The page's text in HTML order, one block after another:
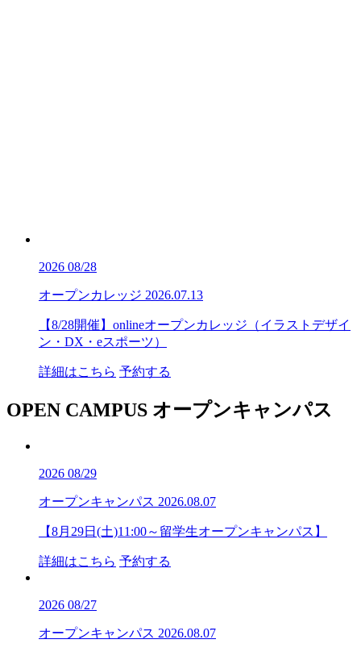
2026 08/28
オープンカレッジ 2026.07.13
【8/28開催】onlineオープンカレッジ（イラストデザイ
ン・DX・eスポーツ）
詳細はこちら 予約する
OPEN CAMPUS オープンキャンパス
2026 08/29
オープンキャンパス 2026.08.07
【8月29日(土)11:00～留学生オープンキャンパス】
詳細はこちら 予約する
2026 08/27
オープンキャンパス 2026.08.07